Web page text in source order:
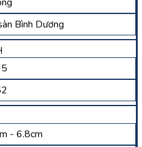
Bình Dương
- 6.8cm